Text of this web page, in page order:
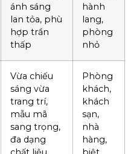
ánh sáng
lan tỏa, phù
hợp trần
thấp
hành
lang,
phòng
nhỏ
Vừa chiếu
sáng vừa
trang trí,
mẫu mã
sang trọng,
đa dạng
Phòng
khách,
khách
sạn,
nhà
hàng,